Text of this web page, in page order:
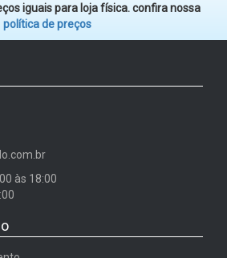
iguais para loja física. confira nossa
política de preços
às 18:00